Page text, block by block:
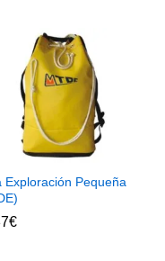
Exploración Pequeña
€